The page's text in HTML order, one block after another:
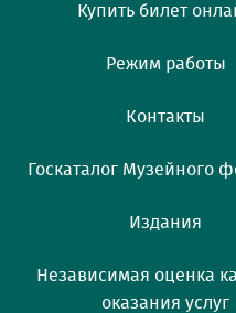
Купить билет
Режим работы
Контакты
Госкаталог Музейного
Издания
Независимая оценка
оказания услуг